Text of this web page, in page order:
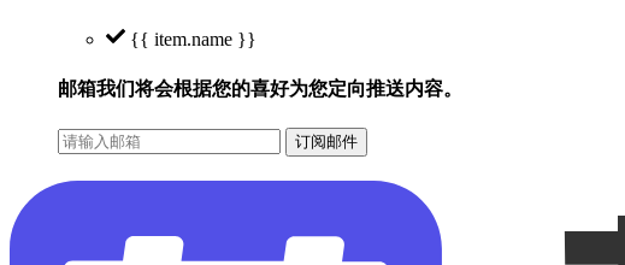
{{ item.name }}
邮箱我们将会根据您的喜好为您定向推送内容。
订阅邮件